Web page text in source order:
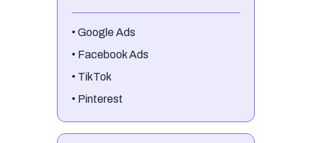
• Google Ads
• Facebook Ads
• TikTok
• Pinterest